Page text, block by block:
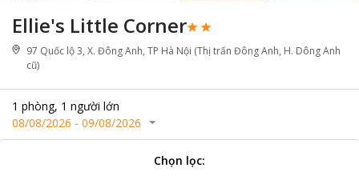
Ellie's Little Corner
97 Quốc lộ 3, X. Đông Anh, TP Hà Nội (Thị trấn Đông Anh, H. Dông Anh
cũ)
1 phòng, 1 người lớn
08/08/2026 - 09/08/2026
Chọn lọc: